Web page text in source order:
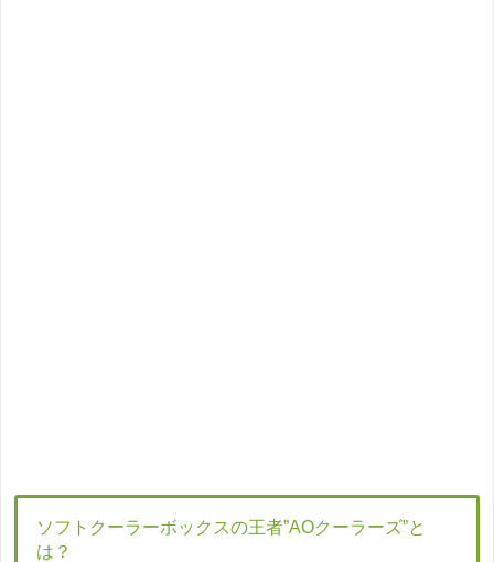
ソフトクーラーボックスの王者”AOクーラーズ”と
は？